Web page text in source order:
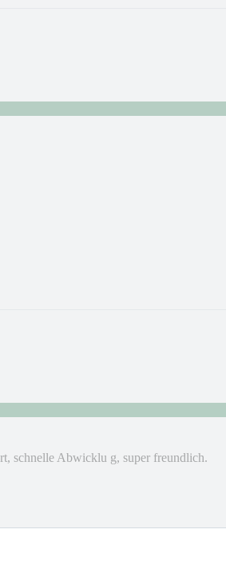
schnelle Abwicklu g, super freundlich.